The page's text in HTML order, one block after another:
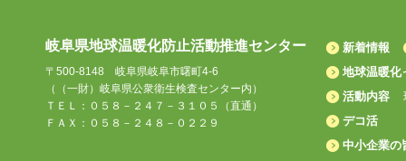
岐阜県地球温暖化防止活動推進センター
〒500-8148 岐阜県岐阜市曙町4-6
（（一財）岐阜県公衆衛生検査センター内）
ＴＥＬ：０５８－２４７－３１０５（直通）
ＦＡＸ：０５８－２４８－０２２９
新着情報
地球温暖化
活動内容
デコ活
中小企業の